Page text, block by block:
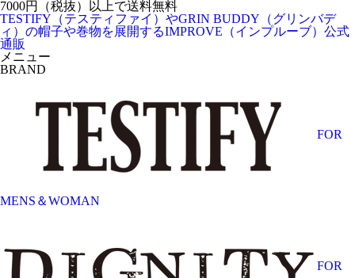
7000円（税抜）以上で送料無料
TESTIFY（テスティファイ）やGRIN BUDDY（グリンバデ
ィ）の帽子や巻物を展開するIMPROVE（インプルーブ）公式
通販
メニュー
BRAND
FOR
MENS＆WOMAN
FOR